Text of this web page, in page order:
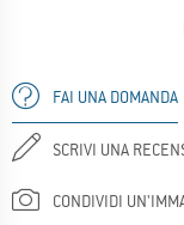
FAI UNA DOMANDA
SCRIVI UNA
CONDIVIDI